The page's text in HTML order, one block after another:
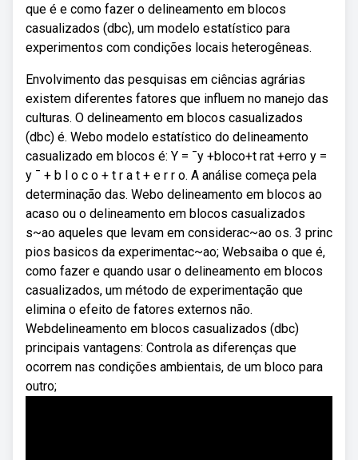
que é e como fazer o delineamento em blocos
casualizados (dbc), um modelo estatístico para
experimentos com condições locais heterogêneas.
Envolvimento das pesquisas em ciências agrárias
existem diferentes fatores que influem no manejo das
culturas. O delineamento em blocos casualizados
(dbc) é. Webo modelo estatístico do delineamento
casualizado em blocos é: Y = ¯y +bloco+t rat +erro y =
y ¯ + b l o c o + t r a t + e r r o. A análise começa pela
determinação das. Webo delineamento em blocos ao
acaso ou o delineamento em blocos casualizados
s~ao aqueles que levam em considerac~ao os. 3 princ
pios basicos da experimentac~ao; Websaiba o que é,
como fazer e quando usar o delineamento em blocos
casualizados, um método de experimentação que
elimina o efeito de fatores externos não.
Webdelineamento em blocos casualizados (dbc)
principais vantagens: Controla as diferenças que
ocorrem nas condições ambientais, de um bloco para
outro;